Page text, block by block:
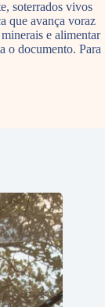
soterrados vivos
que avança voraz
e alimentar
o documento. Para